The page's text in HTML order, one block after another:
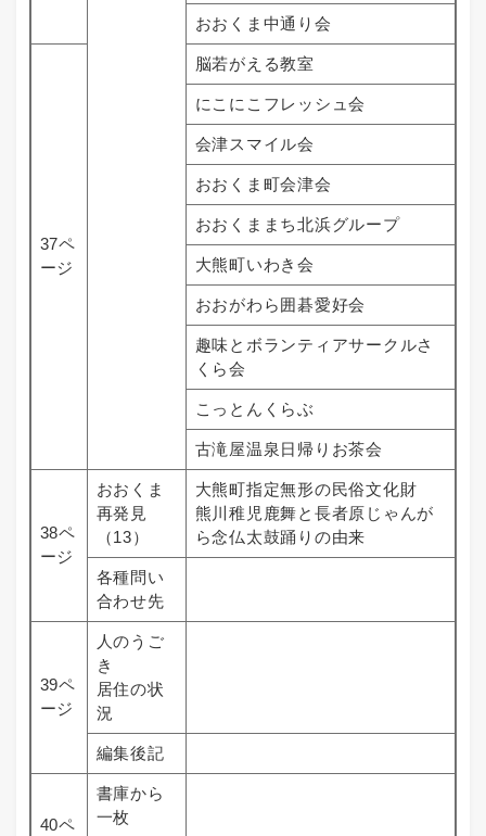
おおくま中通り会
37ペ
ージ
脳若がえる教室
にこにこフレッシュ会
会津スマイル会
おおくま町会津会
おおくままち北浜グループ
大熊町いわき会
おおがわら囲碁愛好会
趣味とボランティアサークルさ
くら会
こっとんくらぶ
古滝屋温泉日帰りお茶会
38ペ
ージ
おおくま
再発見
（13）
大熊町指定無形の民俗文化財
熊川稚児鹿舞と長者原じゃんが
ら念仏太鼓踊りの由来
各種問い
合わせ先
39ペ
ージ
人のうご
き
居住の状
況
編集後記
40ペ
書庫から
一枚